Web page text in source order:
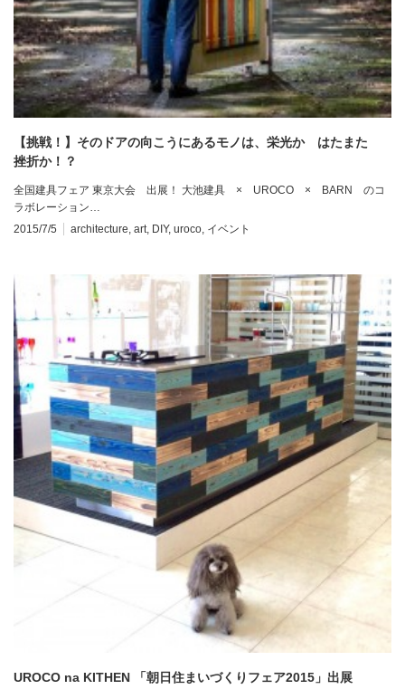
【挑戦！】そのドアの向こうにあるモノは、栄光か はたまた
挫折か！？
全国建具フェア 東京大会 出展！ 大池建具 × UROCO × BARN のコ
ラボレーション…
2015/7/5
architecture, art, DIY, uroco, イベント
UROCO na KITHEN 「朝日住まいづくりフェア2015」出展